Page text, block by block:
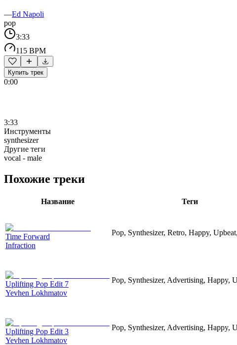
—Ed Napoli
pop
3:33
115 BPM
Купить трек
0:00
3:33
Инструменты
synthesizer
Другие теги
vocal - male
Похожие треки
Название Теги
Time Forward
Infraction
Pop, Synthesizer, Retro, Happy,
Uplifting Pop Edit 7
Yevhen Lokhmatov
Pop, Synthesizer, Advertising, Happy,
Uplifting Pop Edit 3
Yevhen Lokhmatov
Pop, Synthesizer, Advertising, Happy,